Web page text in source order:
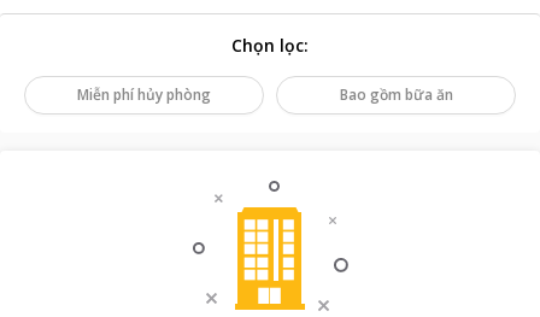
Chọn lọc:
Miễn phí hủy phòng Bao gồm bữa ăn